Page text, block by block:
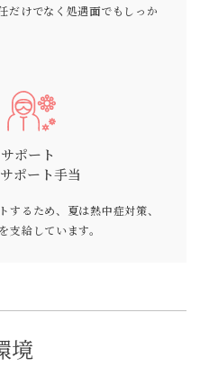
だけでなく処遇面でもしっか
ポート
ポート手当
するため、夏は熱中症対策、
支給しています。
境